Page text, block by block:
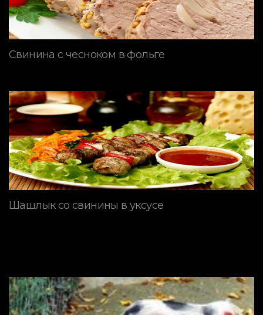
Свинина с чесноком в фольге
Шашлык со свинины в уксусе